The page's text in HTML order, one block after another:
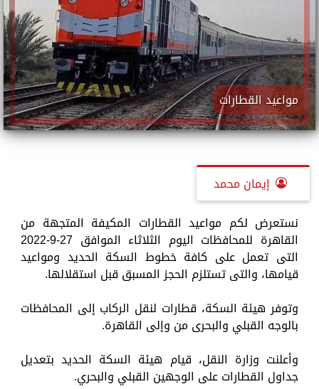
مواعيد القطارات
إيمان محمد
نستعرض لكم مواعيد القطارات المكيفة المتجهة من
القاهرة للمحافظات اليوم الثلاثاء الموافق 27-9-2022
التى تعمل على كافة خطوط السكة الحديد ومواعيد
قيامها، والتى تستلزم الحجز المسبق قبل استقلالها.
وتوفر هيئة السكة، قطارات لنقل الركاب إلى المحافظات
بالوجه القبلي والبحرى من وإلى القاهرة.
وأعلنت وزارة النقل، قيام هيئة السكة الحديد بتعديل
جداول القطارات على الوجهين القبلي والبحري.